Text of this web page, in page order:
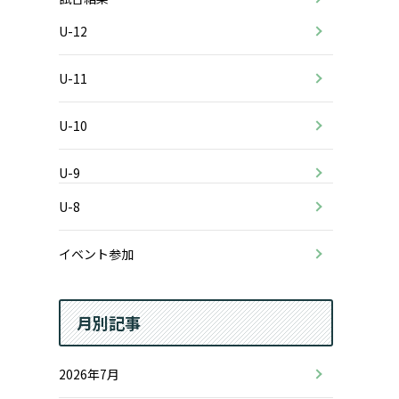
U-12
U-11
U-10
U-9
U-8
イベント参加
月別記事
2026年7月